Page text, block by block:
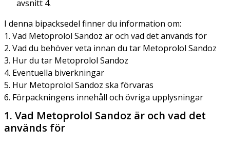
avsnitt 4.
I denna bipacksedel finner du information om:
1. Vad Metoprolol Sandoz är och vad det används för
2. Vad du behöver veta innan du tar Metoprolol Sandoz
3. Hur du tar Metoprolol Sandoz
4. Eventuella biverkningar
5. Hur Metoprolol Sandoz ska förvaras
6. Förpackningens innehåll och övriga upplysningar
1. Vad Metoprolol Sandoz är och vad det
används för